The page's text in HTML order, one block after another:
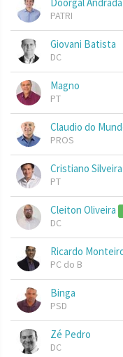
PATRI
Giovani Batista
DC
Magno
PT
Claudio do
PROS
Cristiano Silveira
PT
Cleiton Oliveira
DC
Ricardo
PC do B
Binga
PSD
Zé Pedro
DC